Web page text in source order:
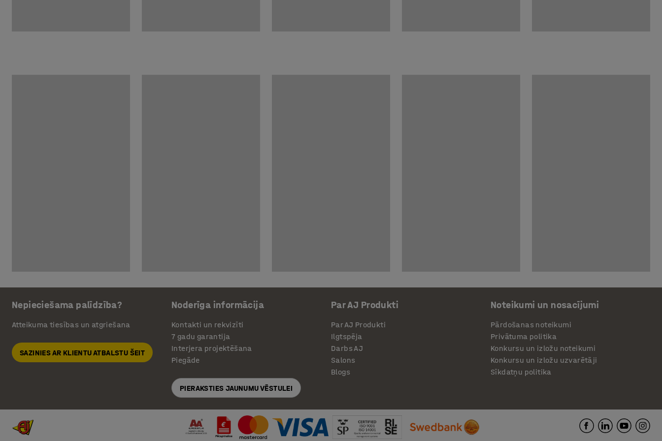
Nepieciešama palīdzība?
Atteikuma tiesības un atgriešana
SAZINIES AR KLIENTU ATBALSTU ŠEIT
Noderīga informācija
Kontakti un rekvizīti
7 gadu garantija
Interjera projektēšana
Piegāde
PIERAKSTIES JAUNUMU VĒSTULEI
Par AJ Produkti
Par AJ Produkti
Ilgtspēja
Darbs AJ
Salons
Blogs
Noteikumi un nosacījumi
Pārdošanas noteikumi
Privātuma politika
Konkursu un izložu noteikumi
Konkursu un izložu uzvarētāji
Sīkdatņu politika